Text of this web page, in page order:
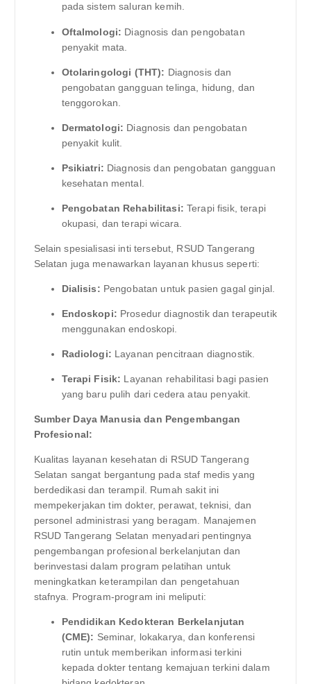
pada sistem saluran kemih.
Oftalmologi: Diagnosis dan pengobatan
penyakit mata.
Otolaringologi (THT): Diagnosis dan
pengobatan gangguan telinga, hidung, dan
tenggorokan.
Dermatologi: Diagnosis dan pengobatan
penyakit kulit.
Psikiatri: Diagnosis dan pengobatan gangguan
kesehatan mental.
Pengobatan Rehabilitasi: Terapi fisik, terapi
okupasi, dan terapi wicara.
Selain spesialisasi inti tersebut, RSUD Tangerang
Selatan juga menawarkan layanan khusus seperti:
Dialisis: Pengobatan untuk pasien gagal ginjal.
Endoskopi: Prosedur diagnostik dan terapeutik
menggunakan endoskopi.
Radiologi: Layanan pencitraan diagnostik.
Terapi Fisik: Layanan rehabilitasi bagi pasien
yang baru pulih dari cedera atau penyakit.
Sumber Daya Manusia dan Pengembangan
Profesional:
Kualitas layanan kesehatan di RSUD Tangerang
Selatan sangat bergantung pada staf medis yang
berdedikasi dan terampil. Rumah sakit ini
mempekerjakan tim dokter, perawat, teknisi, dan
personel administrasi yang beragam. Manajemen
RSUD Tangerang Selatan menyadari pentingnya
pengembangan profesional berkelanjutan dan
berinvestasi dalam program pelatihan untuk
meningkatkan keterampilan dan pengetahuan
stafnya. Program-program ini meliputi:
Pendidikan Kedokteran Berkelanjutan
(CME): Seminar, lokakarya, dan konferensi
rutin untuk memberikan informasi terkini
kepada dokter tentang kemajuan terkini dalam